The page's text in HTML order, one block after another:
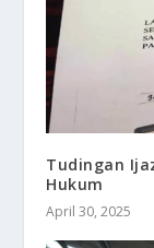
Tudingan
Hukum
April 30, 2025